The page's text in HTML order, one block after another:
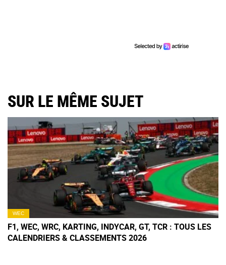
SUR LE MÊME SUJET
WEC
F1, WEC, WRC, KARTING, INDYCAR, GT, TCR : TOUS LES
CALENDRIERS & CLASSEMENTS 2026